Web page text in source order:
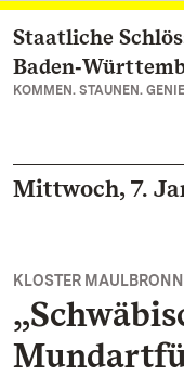
Zum Hauptinhalt
Staatliche
KOMMEN. STAUNEN.
Mittwoch, 7.
KLOSTER